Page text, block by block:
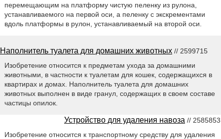
перемещающим на платформу чистую пеленку из рулона,
устанавливаемого на первой оси, а пеленку с экскрементами
вдоль платформы в рулон, устанавливаемый на второй оси.
Наполнитель туалета для домашних животных // 2599715
Изобретение относится к предметам ухода за домашними
животными, в частности к туалетам для кошек, содержащихся в
квартирах и домах. Наполнитель туалета для домашних
животных выполнен в виде гранул, содержащих в своем составе
частицы опилок.
Устройство для удаления навоза // 2585853
Изобретение относится к транспортному средству для удаления